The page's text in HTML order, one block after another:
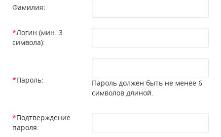
Фамилия:
*Логин (мин. 3
символа):
*Пароль:
Пароль должен быть не менее 6
символов длиной.
*Подтверждение
пароля: